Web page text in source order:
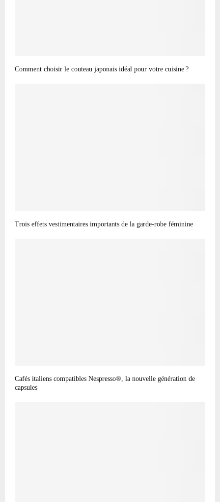
Comment choisir le couteau japonais idéal pour votre cuisine ?
Trois effets vestimentaires importants de la garde-robe féminine
Cafés italiens compatibles Nespresso®, la nouvelle génération de
capsules